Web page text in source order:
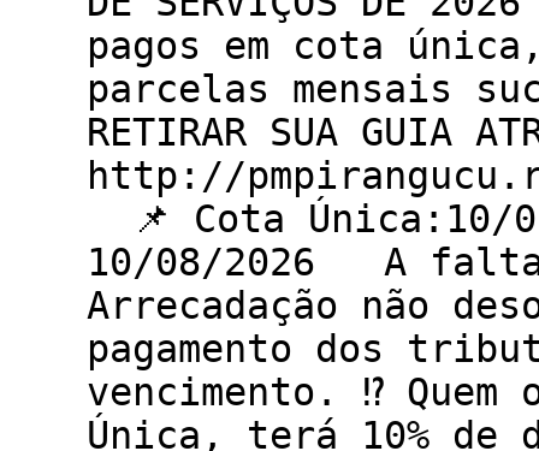
pagos em cota
parcelas mensais
RETIRAR SUA GUIA
http://
📌 Cota Única:10/
10/08/2026 A falta
Arrecadação não
pagamento dos
vencimento. ⁉️
Única, terá 10% de